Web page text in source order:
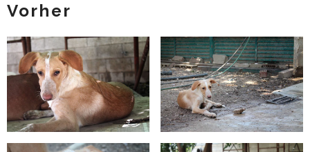
Vorher